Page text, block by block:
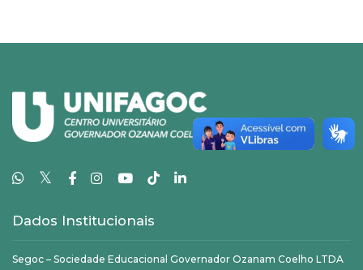
𝕏
Dados Institucionais
Segoc – Sociedade Educacional Governador Ozanam Coelho LTDA